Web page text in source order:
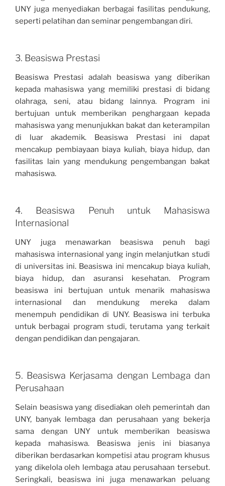
UNY juga menyediakan berbagai fasilitas pendukung,
seperti pelatihan dan seminar pengembangan diri.
3. Beasiswa Prestasi
Beasiswa Prestasi adalah beasiswa yang diberikan
kepada mahasiswa yang memiliki prestasi di bidang
olahraga, seni, atau bidang lainnya. Program ini
bertujuan untuk memberikan penghargaan kepada
mahasiswa yang menunjukkan bakat dan keterampilan
di luar akademik. Beasiswa Prestasi ini dapat
mencakup pembiayaan biaya kuliah, biaya hidup, dan
fasilitas lain yang mendukung pengembangan bakat
mahasiswa.
4. Beasiswa Penuh untuk Mahasiswa
Internasional
UNY juga menawarkan beasiswa penuh bagi
mahasiswa internasional yang ingin melanjutkan studi
di universitas ini. Beasiswa ini mencakup biaya kuliah,
biaya hidup, dan asuransi kesehatan. Program
beasiswa ini bertujuan untuk menarik mahasiswa
internasional dan mendukung mereka dalam
menempuh pendidikan di UNY. Beasiswa ini terbuka
untuk berbagai program studi, terutama yang terkait
dengan pendidikan dan pengajaran.
5. Beasiswa Kerjasama dengan Lembaga dan
Perusahaan
Selain beasiswa yang disediakan oleh pemerintah dan
UNY, banyak lembaga dan perusahaan yang bekerja
sama dengan UNY untuk memberikan beasiswa
kepada mahasiswa. Beasiswa jenis ini biasanya
diberikan berdasarkan kompetisi atau program khusus
yang dikelola oleh lembaga atau perusahaan tersebut.
Seringkali, beasiswa ini juga menawarkan peluang